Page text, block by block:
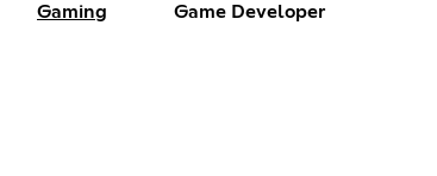
Gaming Game Developer